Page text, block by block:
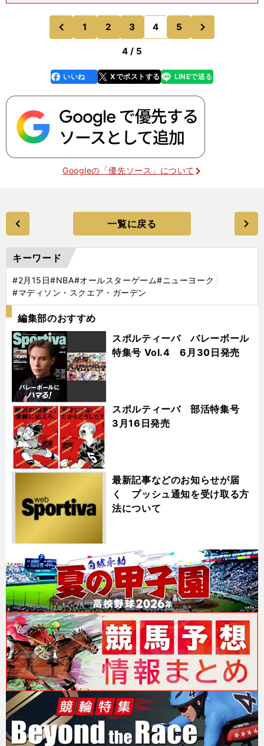
をバネにキャリア最高の成績を残している最中だ。
逆境でこそ真価を発揮するリーグ屈指のクラッチシ
ューターは、
前
のページへ
1 2 3 4 5
のページへ
4 / 5
faceboo
k
いいね Xでポストする
line LINEで送る
Googleの「優先ソース」について
一覧に戻る
キーワード
#2月15日#NBA#オールスターゲーム#ニューヨーク
#マディソン・スクエア・ガーデン
編集部のおすすめ
スポルティーバ バレーボール
特集号 Vol.4 6月30日発売
スポルティーバ 部活特集号
3月16日発売
最新記事などのお知らせが届
く プッシュ通知を受け取る方
法について